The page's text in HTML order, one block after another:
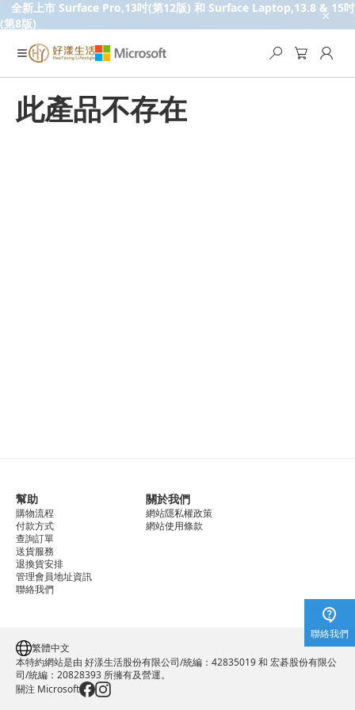
全新上市 Surface Pro,13吋(第12版) 和 Surface Laptop,13.8 & 15吋
(第8版)
此產品不存在
幫助
購物流程
付款方式
查詢訂單
送貨服務
退換貨安排
管理會員地址資訊
聯絡我們
關於我們
網站隱私權政策
網站使用條款
繁體中文
本特約網站是由 好漾生活股份有限公司/統編：42835019 和 宏碁股份有限公
司/統編：20828393 所擁有及營運。
關注 Microsoft
聯絡我們